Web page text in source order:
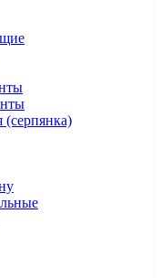
(серпянка)